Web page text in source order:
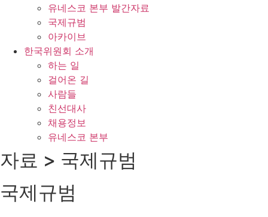
유네스코 본부 발간자료
국제규범
아카이브
한국위원회 소개
하는 일
걸어온 길
사람들
친선대사
채용정보
유네스코 본부
자료 > 국제규범
국제규범